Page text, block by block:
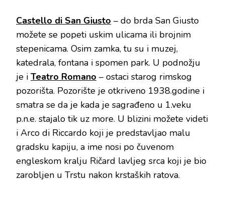
Castello di San Giusto – do brda San Giusto
možete se popeti uskim ulicama ili brojnim
stepenicama. Osim zamka, tu su i muzej,
katedrala, fontana i spomen park. U podnožju
je i Teatro Romano – ostaci starog rimskog
pozorišta. Pozorište je otkriveno 1938.godine i
smatra se da je kada je sagrađeno u 1.veku
p.n.e. stajalo tik uz more. U blizini možete videti
i Arco di Riccardo koji je predstavljao malu
gradsku kapiju, a ime nosi po čuvenom
engleskom kralju Ričard lavljeg srca koji je bio
zarobljen u Trstu nakon krstaških ratova.